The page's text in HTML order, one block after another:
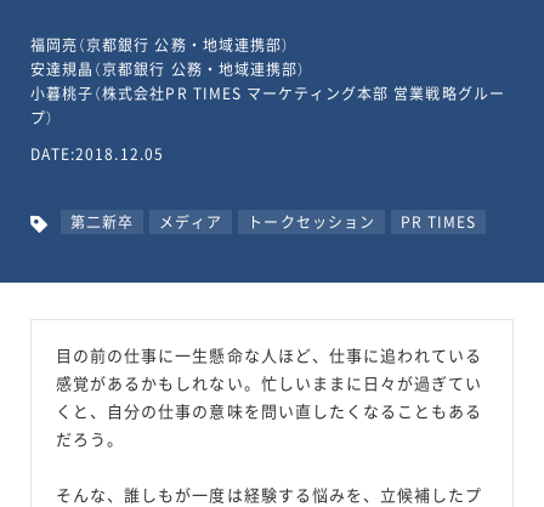
福岡亮（京都銀行 公務・地域連携部）
安達規晶（京都銀行 公務・地域連携部）
小暮桃子（株式会社PR TIMES マーケティング本部 営業戦略グルー
プ）
DATE:2018.12.05
第二新卒 メディア トークセッション PR TIMES
目の前の仕事に一生懸命な人ほど、仕事に追われている
感覚があるかもしれない。忙しいままに日々が過ぎてい
くと、自分の仕事の意味を問い直したくなることもある
だろう。
そんな、誰しもが一度は経験する悩みを、立候補したプ